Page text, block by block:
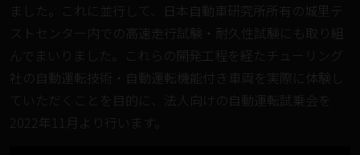
ました。これに並行して、日本自動車研究所所有の城里テ
ストセンター内での高速走行試験・耐久性試験にも取り組
んでまいりました。これらの開発工程を経たチューリング
社の自動運転技術・自動運転機能付き車両を実際に体験し
ていただくことを目的に、法人向けの自動運転試乗会を
2022年11月より行います。